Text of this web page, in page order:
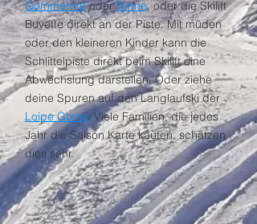
Gommerhof oderTenne, oder die Skilift
Buvette direkt an der Piste. Mit müden
oder den kleineren Kinder kann die
Schlittelpiste direkt beim Skilift eine
Abwechslung darstellen. Oder ziehe
deine Spuren auf den Langlaufski der
Loipe Goms. Viele Familien, die jedes
Jahr die Saison Karte kaufen, schätzen
dies sehr.